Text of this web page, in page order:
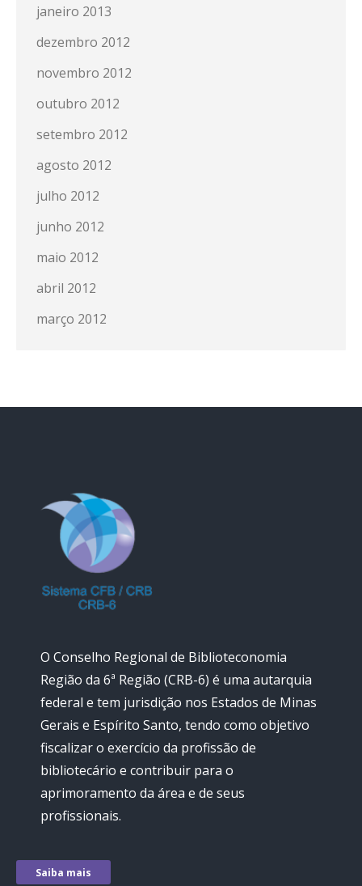
janeiro 2013
dezembro 2012
novembro 2012
outubro 2012
setembro 2012
agosto 2012
julho 2012
junho 2012
maio 2012
abril 2012
março 2012
O Conselho Regional de Biblioteconomia
Região da 6ª Região (CRB-6) é uma autarquia
federal e tem jurisdição nos Estados de Minas
Gerais e Espírito Santo, tendo como objetivo
fiscalizar o exercício da profissão de
bibliotecário e contribuir para o
aprimoramento da área e de seus
profissionais.
Saiba mais